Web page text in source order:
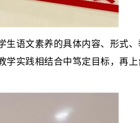
语文素养的具体内容、形式、
实践相结合中笃定目标，再上